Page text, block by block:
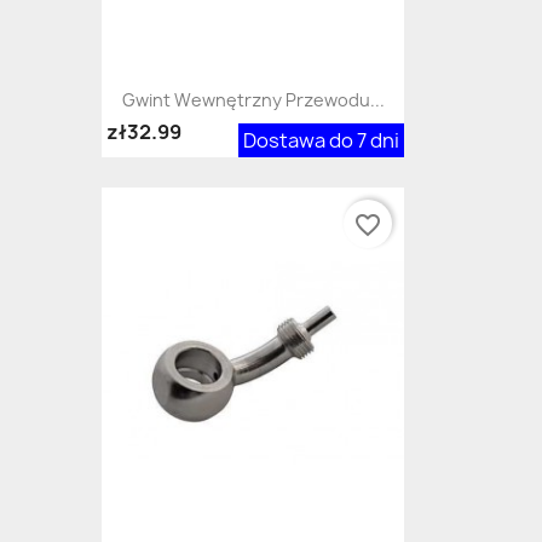
Gwint Wewnętrzny Przewodu...
Dostawa do 7 dni
zł32.99
favorite_border